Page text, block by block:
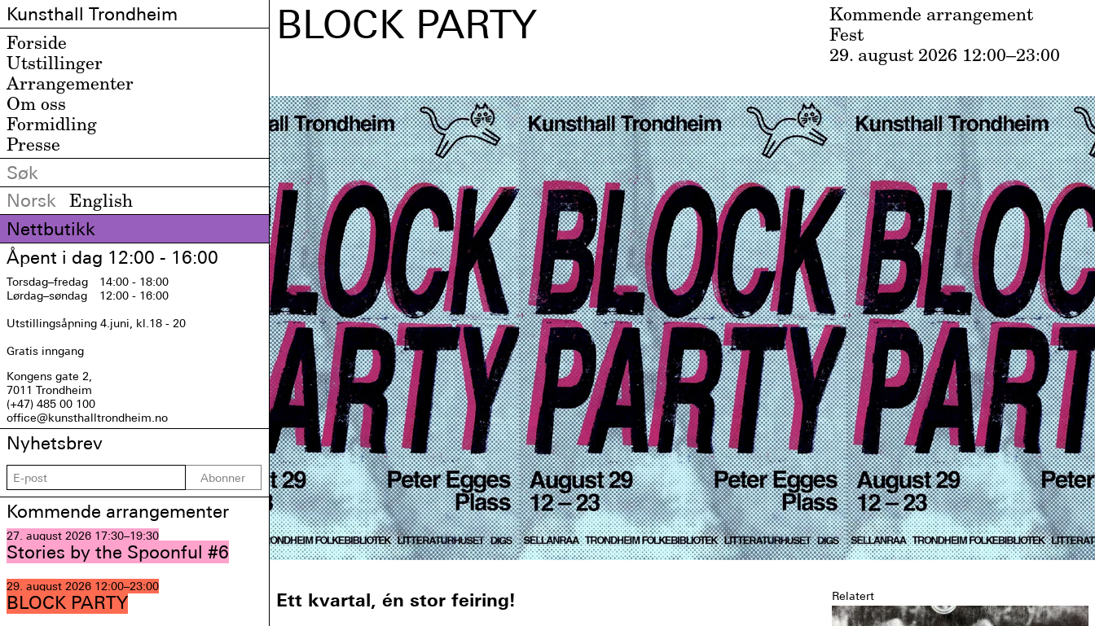
Kunsthall Trondheim
Forside
Utstillinger
Arrangementer
Om oss
Formidling
Presse
Norsk
English
Nettbutikk
Åpent i dag 12:00 - 16:00
Torsdag–fredag
14:00 - 18:00
Lørdag–søndag 12:00 - 16:00
Utstillingsåpning 4.juni, kl.18 - 20
Gratis inngang
Kongens gate 2,
7011 Trondheim
(+47) 485 00 100
office@kunsthalltrondheim.no
Nyhetsbrev
Abonner
Kommende arrangementer
27. august 2026 17:30–19:30
Stories by the Spoonful #6
29. august 2026 12:00–23:00
BLOCK PARTY
Kommende arrangement
Fest
29. august 2026 12:00–23:00
BLOCK PARTY
Ett kvartal, én stor feiring!
Relatert